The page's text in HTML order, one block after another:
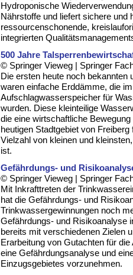
Hydroponische
Nährstoffe und liefert sichere und
ressourcenschonende,
integrierten
500 Jahre
© Springer Vieweg | Springer
Die ersten heute noch bekannten
waren einfache Erddämme, die
Aufschlagwasserspeicher für
wurden. Diese kleinteilige
die eine wirtschaftliche
heutigen Stadtgebiet von
Vielzahl von kleinen und
ist.
Gefährdungs- und
© Springer Vieweg | Springer
Mit Inkrafttreten der
hat die Gefährdungs- und
Trinkwassergewinnungen noch
Gefährdungs- und Risikoanalyse
bereits mit verschiedenen Zielen
Erarbeitung von Gutachten für
eine Gefährdungsanalyse und
Einzugsgebietes vorzunehmen.